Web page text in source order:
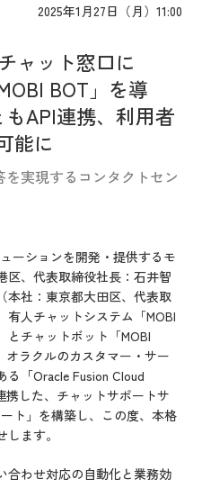
2025年1月27日（月）11:00
ャット窓口に
BOT」を導
API連携、利用者
能に
実現するコンタクトセン
ーションを開発・提供するモ
区、代表取締役社長：石井智
本社：東京都大田区、代表取
人チャットシステム「MOBI
とチャットボット「MOBI
ラクルのカスタマー・サー
る「Oracle Fusion Cloud
携した、チャットサポートサ
ト」を構築し、この度、本格
ます。
合わせ対応の自動化と業務効